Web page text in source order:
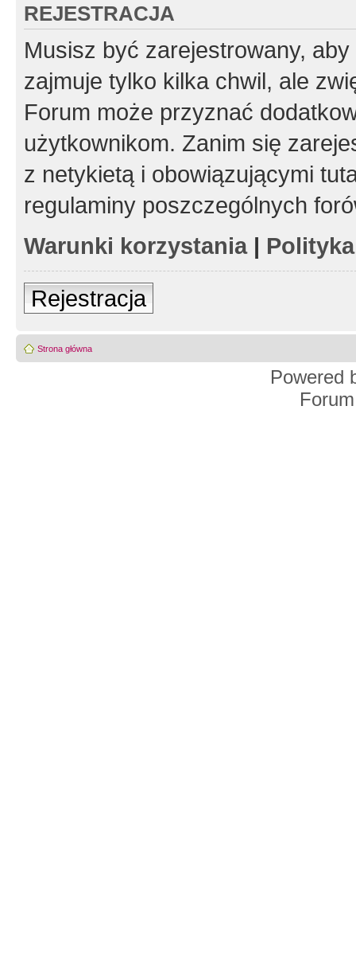
REJESTRACJA
Musisz być zarejestrowany,
zajmuje tylko kilka chwil, ale
Forum może przyznać
użytkownikom. Zanim się
z netykietą i obowiązującymi
regulaminy poszczególnych
Warunki korzystania|
Rejestracja
Strona główna
Powered